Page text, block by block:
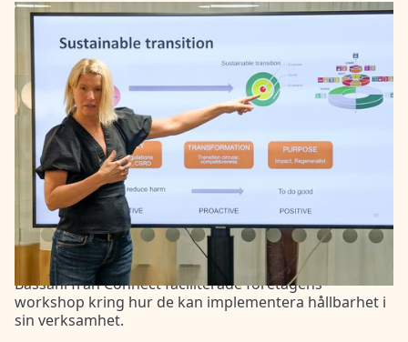
Företagare som är medlemmar i
Connect Sverige
träffades idag hos Yoin Technologies för att lyssna på
Sofia Ström frånInclusive Business
som berättade om
hur företag kan arbeta med hållbarhet. Anna Linner
Bassani från Connect faciliterade företagens
workshop kring hur de kan implementera hållbarhet i
sin verksamhet.